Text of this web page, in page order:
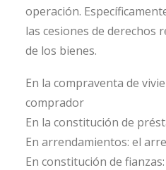
operación.
las cesiones de derechos
de los bienes.
En la compraventa de
comprador
En la constitución de
En arrendamientos: el
En constitución de